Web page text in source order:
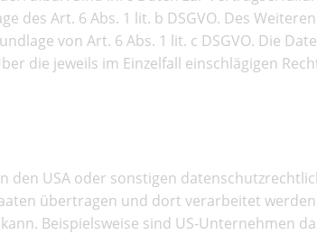
des Art. 6 Abs. 1 lit. b DSGVO. Des
von Art. 6 Abs. 1 lit. c DSGVO. Die
die jeweils im Einzelfall einschlägigen
USA oder sonstigen
übertragen und dort verarbeitet
Beispielsweise sind US-Unternehmen